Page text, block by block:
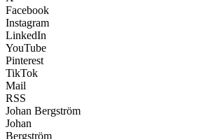
Facebook
Instagram
LinkedIn
YouTube
Pinterest
TikTok
Mail
RSS
Johan Bergström
Johan
Bergström